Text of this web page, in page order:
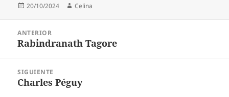
Publicado
20/10/2024 Autor
Celina
entradas
ANTERIOR
Entrada
Rabindranath Tagore
SIGUIENTE
Entrada
Charles Péguy